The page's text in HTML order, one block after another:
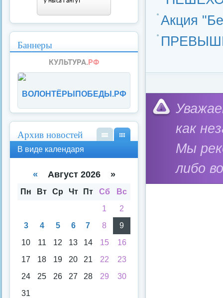
Акция
Категория:
как
Мы
либо
Баннеры
ВОЛОНТЁРЫПОБЕДЫ.РФ
Архив новостей
кал
аря
спи
В виде календаря
« Август 2026 »
Пн Вт Ср Чт Пт Сб
Вс
1
2
3
4 5 6 7 8
9
10
11 12 13 14 15
16
17
18 19 20 21 22
23
24
25 26 27 28 29
30
31